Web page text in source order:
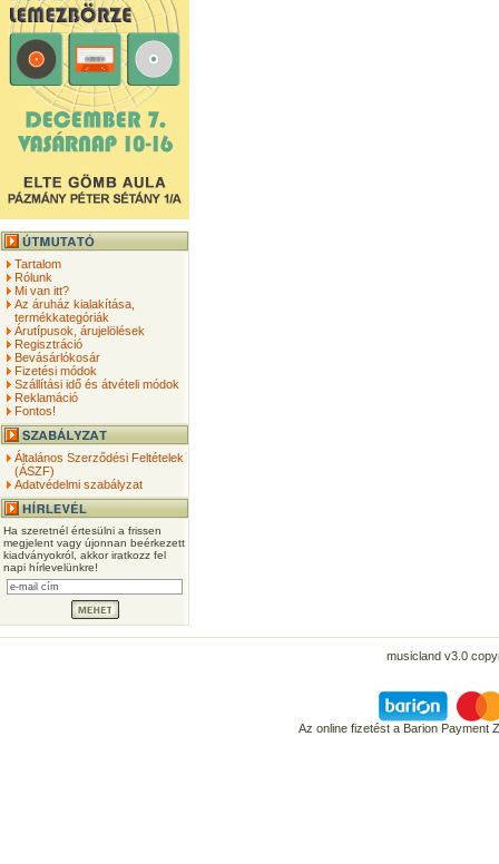
Tartalom
Rólunk
Mi van itt?
Az áruház kialakítása,
termékkategóriák
Árutípusok, árujelölések
Regisztráció
Bevásárlókosár
Fizetési módok
Szállítási idő és átvételi módok
Reklamáció
Fontos!
Általános Szerződési Feltételek
(ÁSZF)
Adatvédelmi szabályzat
Ha szeretnél értesülni a frissen
megjelent vagy újonnan beérkezett
kiadványokról, akkor iratkozz fel
napi hírlevelünkre!
musicland v3.0
Az online fizetést a Barion Payment